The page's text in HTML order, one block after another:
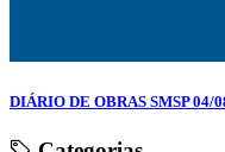
DIÁRIO DE OBRAS SMSP 04/